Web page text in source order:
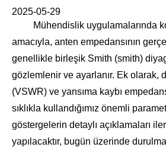
2025-05-29
Mühendislik uygulamalarında
amacıyla, anten empedansının
genellikle birleşik Smith (smith)
gözlemlenir ve ayarlanır. Ek olarak,
(VSWR) ve yansıma kaybı
sıklıkla kullandığımız önemli
göstergelerin detaylı açıklamaları
yapılacaktır, bugün üzerinde